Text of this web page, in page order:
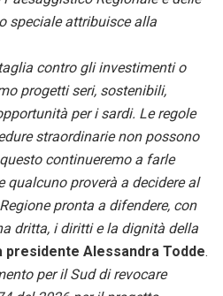
speciale attribuisce alla
contro gli investimenti o
progetti seri, sostenibili,
per i sardi. Le regole
straordinarie non possono
continueremo a farle
qualcuno proverà a decidere al
pronta a difendere, con
dritta, i diritti e la dignità della
presidente Alessandra Todde.
per il Sud di revocare